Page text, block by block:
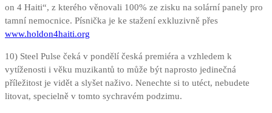
on 4 Haiti“, z kterého věnovali 100% ze zisku na solární panely pro
tamní nemocnice. Písnička je ke stažení exkluzivně přes
www.holdon4haiti.org
10) Steel Pulse čeká v pondělí česká premiéra a vzhledem k
vytíženosti i věku muzikantů to může být naprosto jedinečná
příležitost je vidět a slyšet naživo. Nenechte si to utéct, nebudete
litovat, specielně v tomto sychravém podzimu.